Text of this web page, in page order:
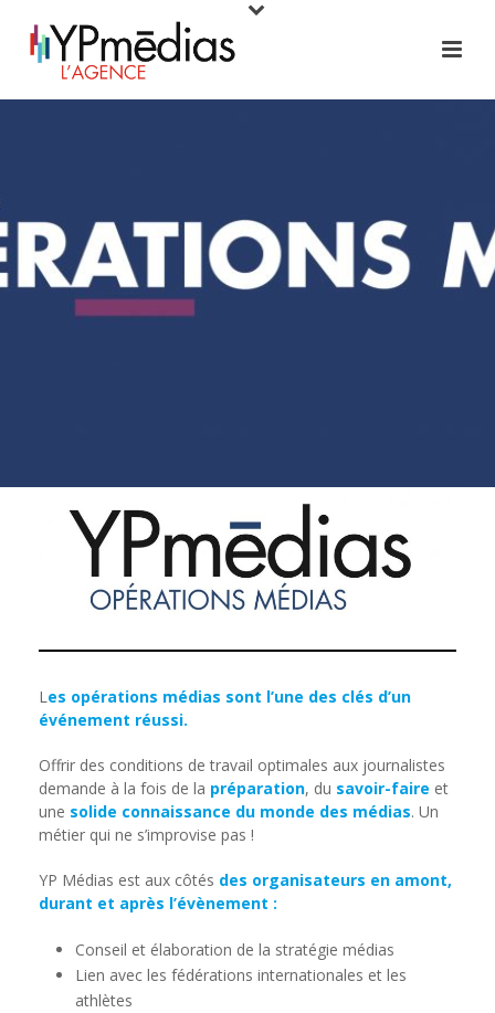
Les opérations médias sont l’une des clés d’un
événement réussi.
Offrir des conditions de travail optimales aux journalistes
demande à la fois de la préparation, du savoir-faire et
une solide connaissance du monde des médias. Un
métier qui ne s’improvise pas !
YP Médias est aux côtés des organisateurs en amont,
durant et après l’évènement :
Conseil et élaboration de la stratégie médias
Lien avec les fédérations internationales et les
athlètes